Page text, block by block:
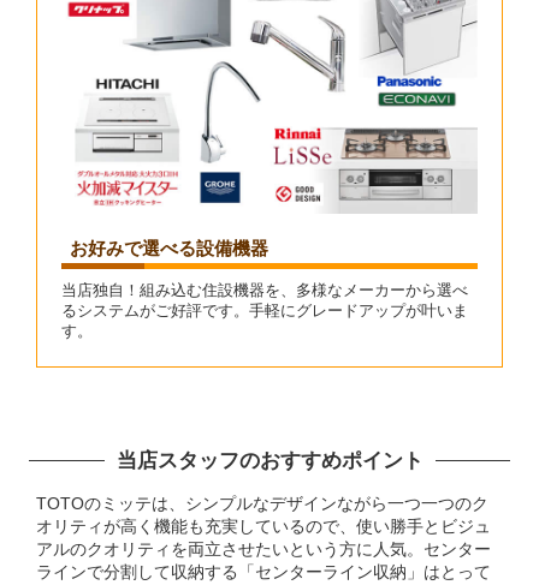
お好みで選べる設備機器
当店独自！組み込む住設機器を、多様なメーカーから選べ
るシステムがご好評です。手軽にグレードアップが叶いま
す。
当店スタッフのおすすめポイント
TOTOのミッテは、シンプルなデザインながら一つ一つのク
オリティが高く機能も充実しているので、使い勝手とビジュ
アルのクオリティを両立させたいという方に人気。センター
ラインで分割して収納する「センターライン収納」はとって